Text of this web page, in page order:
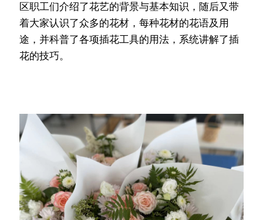
区职工们介绍了花艺的背景与基本知识，随后又带
着大家认识了众多的花材，每种花材的花语及用
途，并科普了各项插花工具的用法，系统讲解了插
花的技巧。